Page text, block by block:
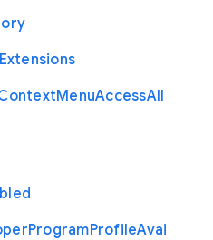
Extensions
MenuAccessAll
ProgramProfileAvai